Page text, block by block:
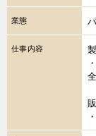
業態
仕事内容